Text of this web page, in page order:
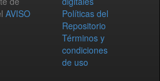
AVISO
Políticas del
Repositorio
Términos y
condiciones
de uso